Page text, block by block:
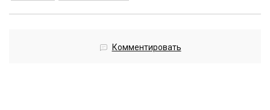
Комментировать